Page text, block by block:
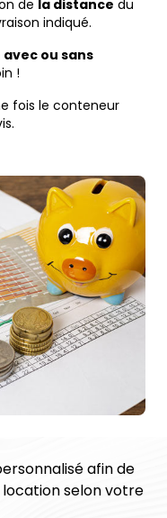
de la distance du
indiqué.
ou sans
!
fois le conteneur
afin de
selon votre